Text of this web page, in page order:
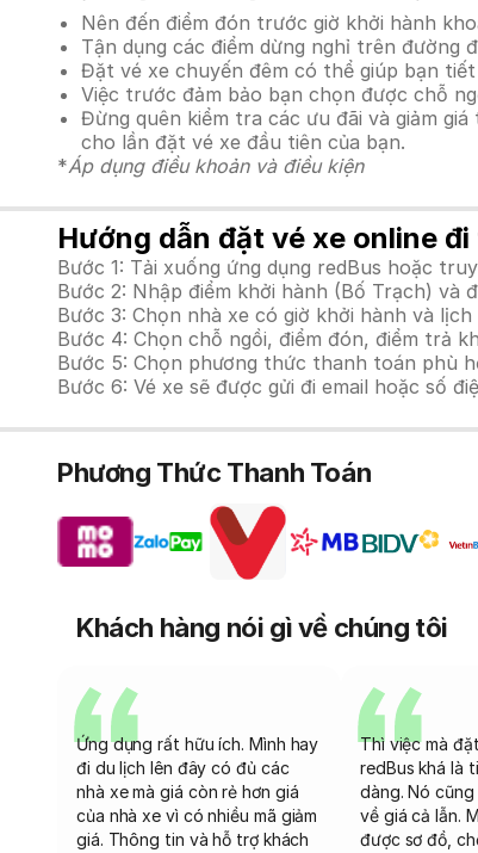
Nên đến điểm đón trước giờ khởi hành
Tận dụng các điểm dừng nghỉ trên đường
Đặt vé xe chuyến đêm có thể giúp bạn
Việc trước đảm bảo bạn chọn được chỗ
Đừng quên kiểm tra các ưu đãi và giảm
cho lần đặt vé xe đầu tiên của bạn.
*Áp dụng điều khoản và điều kiện
Hướng dẫn đặt vé xe online
Bước 1: Tải xuống ứng dụng redBus hoặc
Bước 2: Nhập điểm khởi hành (Bố Trạch) và
Bước 3: Chọn nhà xe có giờ khởi hành và
Bước 4: Chọn chỗ ngồi, điểm đón, điểm trả
Bước 5: Chọn phương thức thanh toán phù
Bước 6: Vé xe sẽ được gửi đi email hoặc số
Phương Thức Thanh Toán
Khách hàng nói gì về chúng tôi
Ứng dụng rất hữu ích. Mình hay
đi du lịch lên đây có đủ các
nhà xe mà giá còn rẻ hơn giá
của nhà xe vì có nhiều mã giảm
giá. Thông tin và hỗ trợ khách
Thì việc mà
redBus khá là
dàng. Nó
về giá cả lẫn.
được sơ đồ,